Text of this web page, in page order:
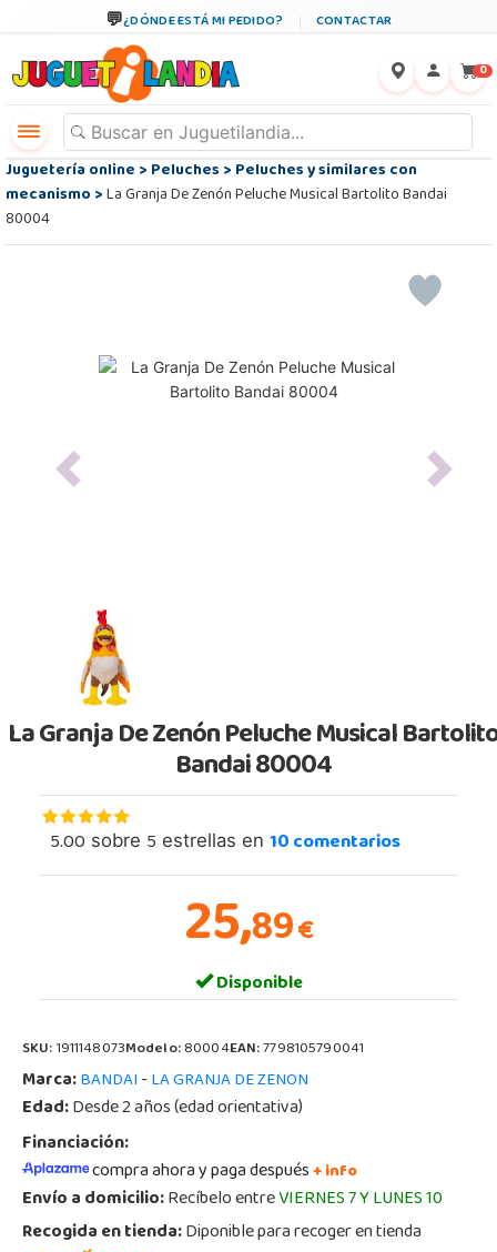
¿DÓNDE ESTÁ MI PEDIDO? CONTACTAR
0
Juguetería online>Peluches>Peluches y similares con
mecanismo>La Granja De Zenón Peluche Musical Bartolito Bandai
80004
Previous Next
La Granja De Zenón Peluche Musical
Bandai 80004
5.00 sobre 5 estrellas en 10comentarios
25,89€
Disponible
SKU:1911148073Modelo:80004EAN:7798105790041
Marca:BANDAI-LA GRANJA DE ZENON
Edad:Desde 2 años (edad orientativa)
Financiación:
compra ahora y paga después+ info
Envío a domicilio:Recíbelo entreVIERNES 7 Y LUNES 10
Recogida en tienda:Diponible para recoger en tienda